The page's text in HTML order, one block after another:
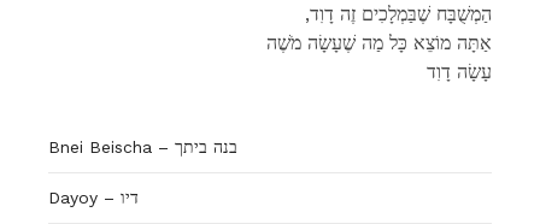
,הַמְשֻׁבָּח שֶׁבַּמְלָכִים זֶה דָוִד
אַתָּה מוֹצֵא כָּל מַה שֶׁעָשָׂה מֹשֶׁה
עָשָׂה דָוִד
Bnei Beischa – בנה ביתך
Dayoy – דיו